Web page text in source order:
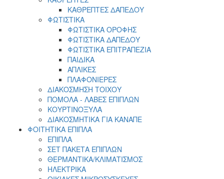
ΚΑΘΡΕΠΤΕΣ ΔΑΠΕΔΟΥ
ΦΩΤΙΣΤΙΚΑ
ΦΩΤΙΣΤΙΚΑ ΟΡΟΦΗΣ
ΦΩΤΙΣΤΙΚΑ ΔΑΠΕΔΟΥ
ΦΩΤΙΣΤΙΚΑ ΕΠΙΤΡΑΠΕΖΙΑ
ΠΑΙΔΙΚΑ
ΑΠΛΙΚΕΣ
ΠΛΑΦΟΝΙΕΡΕΣ
ΔΙΑΚΟΣΜΗΣΗ ΤΟΙΧΟΥ
ΠΟΜΟΛΑ - ΛΑΒΕΣ ΕΠΙΠΛΩΝ
ΚΟΥΡΤΙΝΟΞΥΛΑ
ΔΙΑΚΟΣΜΗΤΙΚΑ ΓΙΑ ΚΑΝΑΠΕ
ΦΟΙΤΗΤΙΚΑ ΕΠΙΠΛΑ
ΕΠΙΠΛΑ
ΣET ΠΑΚΕΤΑ ΕΠΙΠΛΩΝ
ΘΕΡΜΑΝΤΙΚΑ/ΚΛΙΜΑΤΙΣΜΟΣ
ΗΛΕΚΤΡΙΚΑ